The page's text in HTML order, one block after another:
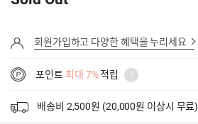
회원가입하고 다양한 혜택을 누리세요
포인트 최대 7%적립
배송비 2,500원 (20,000원 이상시 무료)